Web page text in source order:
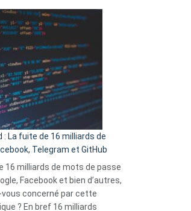
sans-
abri
en
3
secondes
Wrapped
2025
est
:
Le
Wrapped
Party
pour
comparer
vos
goûts
musicaux
avec
9
La fuite de 16 milliards de
Telegram et GitHub
16 milliards de mots de passe
Facebook et bien d’autres,
concerné par cette
? En bref 16 milliards